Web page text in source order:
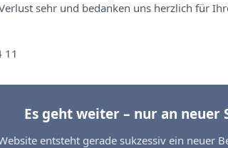
sehr und bedanken uns herzlich für
11
Es geht weiter – nur an neuer
entsteht gerade sukzessiv ein neuer